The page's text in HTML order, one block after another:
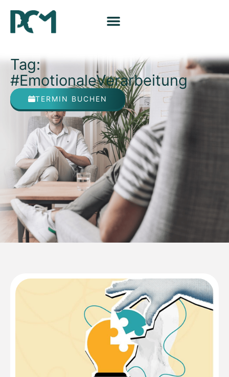
Tag:
#EmotionaleVerarbeitung
TERMIN BUCHEN